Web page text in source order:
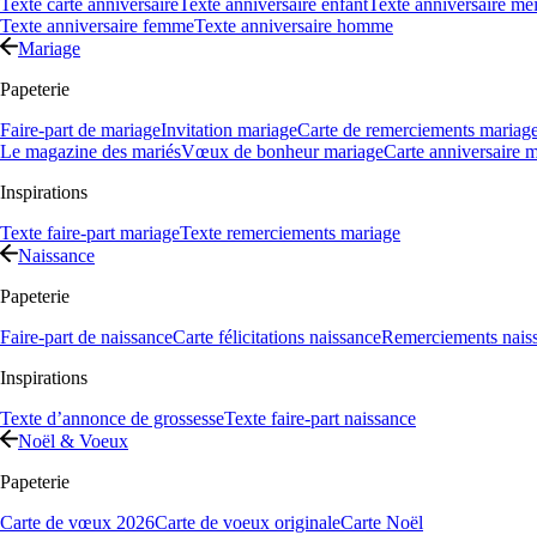
Texte carte anniversaireTexte anniversaire enfantTexte anniversaire
Texte anniversaire femmeTexte anniversaire homme
Mariage
Papeterie
Faire-part de mariageInvitation mariageCarte de remerciements
Le magazine des mariésVœux de bonheur mariageCarte anniversaire
Inspirations
Texte faire-part mariageTexte remerciements mariage
Naissance
Papeterie
Faire-part de naissanceCarte félicitations naissanceRemerciements
Inspirations
Texte d’annonce de grossesseTexte faire-part naissance
Noël & Voeux
Papeterie
Carte de vœux 2026Carte de voeux originaleCarte Noël